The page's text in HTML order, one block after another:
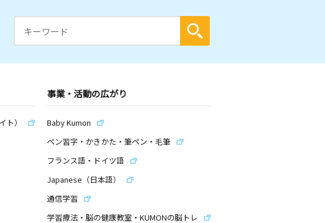
ト）
事業・活動の広がり
Baby Kumon
ペン習字・かきかた・筆ペン・毛筆
フランス語・ドイツ語
Japanese（日本語）
通信学習
学習療法・脳の健康教室・KUMONの脳トレ